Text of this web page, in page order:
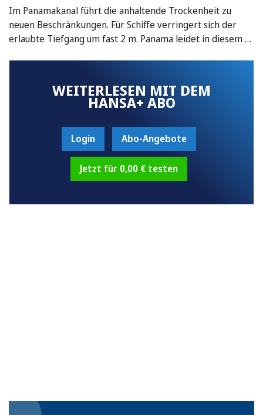
Im Panamakanal führt die anhaltende Trockenheit zu
neuen Beschränkungen. Für Schiffe verringert sich der
erlaubte Tiefgang um fast 2 m. Panama leidet in diesem …
WEITERLESEN MIT DEM
HANSA+ ABO
Login Abo-Angebote
Jetzt für 0,00 € testen